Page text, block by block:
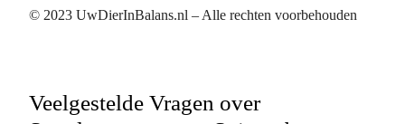
© 2023 UwDierInBalans.nl – Alle rechten voorbehouden
Veelgestelde Vragen over